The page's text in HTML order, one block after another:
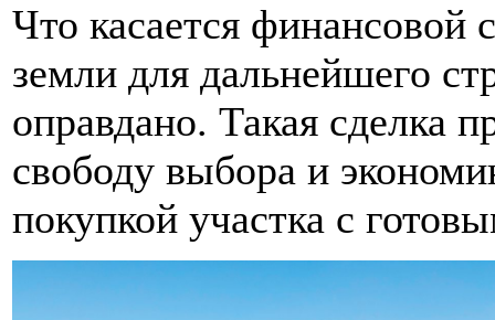
Что касается финансовой
земли для дальнейшего
оправдано. Такая сделка
свободу выбора и
покупкой участка с